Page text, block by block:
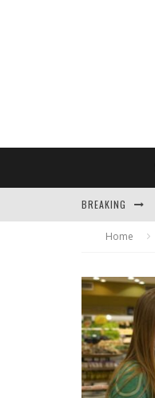
BREAKING
Home